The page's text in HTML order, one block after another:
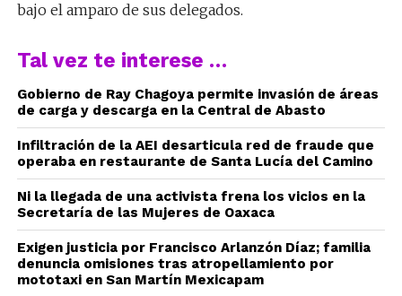
bajo el amparo de sus delegados.
Tal vez te interese …
Gobierno de Ray Chagoya permite invasión de áreas
de carga y descarga en la Central de Abasto
Infiltración de la AEI desarticula red de fraude que
operaba en restaurante de Santa Lucía del Camino
Ni la llegada de una activista frena los vicios en la
Secretaría de las Mujeres de Oaxaca
Exigen justicia por Francisco Arlanzón Díaz; familia
denuncia omisiones tras atropellamiento por
mototaxi en San Martín Mexicapam